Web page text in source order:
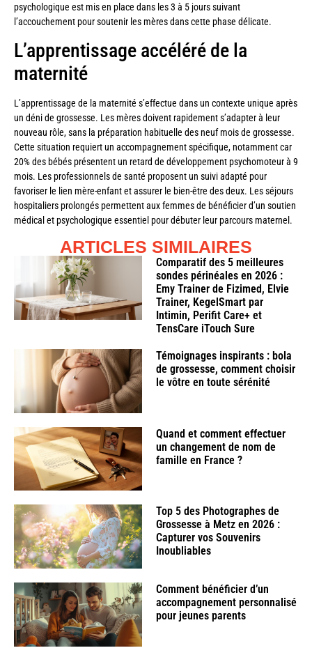
psychologique est mis en place dans les 3 à 5 jours suivant
l’accouchement pour soutenir les mères dans cette phase délicate.
L’apprentissage accéléré de la
maternité
L’apprentissage de la maternité s’effectue dans un contexte unique après
un déni de grossesse. Les mères doivent rapidement s’adapter à leur
nouveau rôle, sans la préparation habituelle des neuf mois de grossesse.
Cette situation requiert un accompagnement spécifique, notamment car
20% des bébés présentent un retard de développement psychomoteur à 9
mois. Les professionnels de santé proposent un suivi adapté pour
favoriser le lien mère-enfant et assurer le bien-être des deux. Les séjours
hospitaliers prolongés permettent aux femmes de bénéficier d’un soutien
médical et psychologique essentiel pour débuter leur parcours maternel.
ARTICLES SIMILAIRES
Comparatif des 5 meilleures
sondes périnéales en 2026 :
Emy Trainer de Fizimed, Elvie
Trainer, KegelSmart par
Intimin, Perifit Care+ et
TensCare iTouch Sure
Témoignages inspirants : bola
de grossesse, comment choisir
le vôtre en toute sérénité
Quand et comment effectuer
un changement de nom de
famille en France ?
Top 5 des Photographes de
Grossesse à Metz en 2026 :
Capturer vos Souvenirs
Inoubliables
Comment bénéficier d’un
accompagnement personnalisé
pour jeunes parents